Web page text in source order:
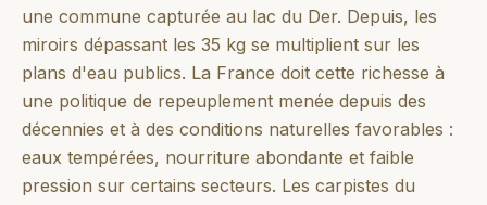
une commune capturée au lac du Der. Depuis, les
miroirs dépassant les 35 kg se multiplient sur les
plans d'eau publics. La France doit cette richesse à
une politique de repeuplement menée depuis des
décennies et à des conditions naturelles favorables :
eaux tempérées, nourriture abondante et faible
pression sur certains secteurs. Les carpistes du